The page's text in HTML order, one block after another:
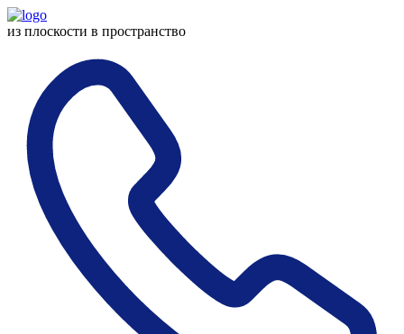
из плоскости в пространство